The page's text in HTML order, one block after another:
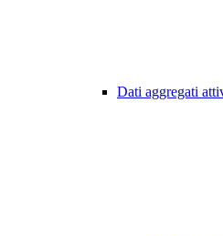
Dati aggregati